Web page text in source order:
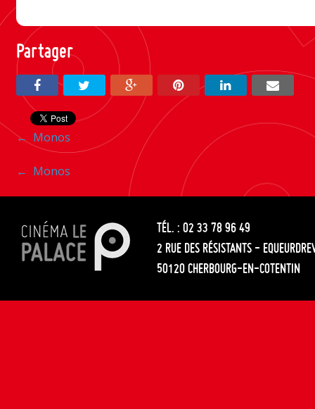
Partager
Navigation
entre
les
articles
← Monos
Navigation
entre
les
articles
← Monos
TÉL. : 02 33 78 96 49
2 RUE DES RÉSISTANTS -
50120 CHERBOURG-EN-COTENTIN